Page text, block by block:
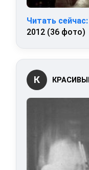
Читать сейчас:
2012 (36 фото)
К